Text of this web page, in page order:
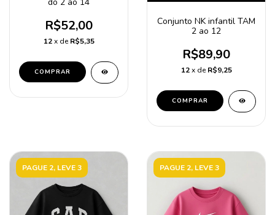
R$52,00
12 x deR$5,35
COMPRAR
Conjunto NK infantil TAM
2 ao 12
R$89,90
12 x deR$9,25
COMPRAR
PAGUE 2, LEVE 3 PAGUE 2, LEVE 3